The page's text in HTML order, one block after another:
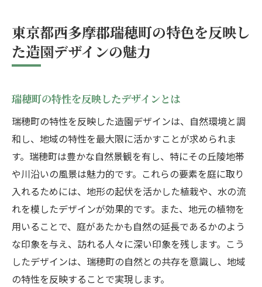
東京都西多摩郡瑞穂町の特色を反映し
た造園デザインの魅力
瑞穂町の特性を反映したデザインとは
瑞穂町の特性を反映した造園デザインは、自然環境と調
和し、地域の特性を最大限に活かすことが求められま
す。瑞穂町は豊かな自然景観を有し、特にその丘陵地帯
や川沿いの風景は魅力的です。これらの要素を庭に取り
入れるためには、地形の起伏を活かした植栽や、水の流
れを模したデザインが効果的です。また、地元の植物を
用いることで、庭があたかも自然の延長であるかのよう
な印象を与え、訪れる人々に深い印象を残します。こう
したデザインは、瑞穂町の自然との共存を意識し、地域
の特性を反映することで実現します。